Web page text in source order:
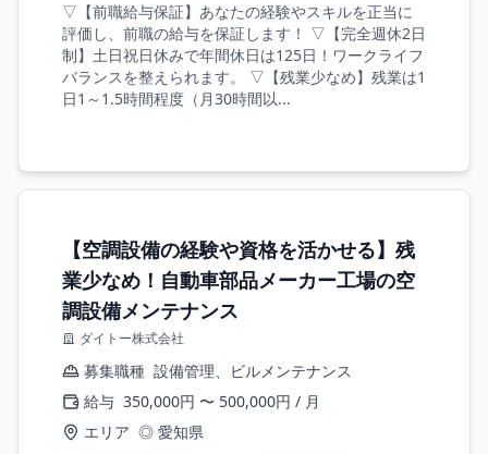
▽【前職給与保証】あなたの経験やスキルを正当に
評価し、前職の給与を保証します！ ▽【完全週休2日
制】土日祝日休みで年間休日は125日！ワークライフ
バランスを整えられます。 ▽【残業少なめ】残業は1
日1～1.5時間程度（月30時間以...
【空調設備の経験や資格を活かせる】残
業少なめ！自動車部品メーカー工場の空
調設備メンテナンス
ダイトー株式会社
募集職種 設備管理、ビルメンテナンス
給与 350,000円 〜 500,000円 / 月
エリア ◎ 愛知県